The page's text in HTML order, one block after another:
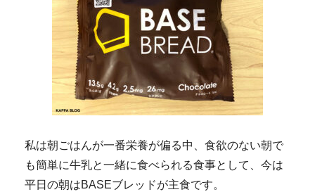
私は朝ごはんが一番栄養が偏る中、食欲のない朝で
も簡単に牛乳と一緒に食べられる食事として、今は
平日の朝はBASEブレッドが主食です。